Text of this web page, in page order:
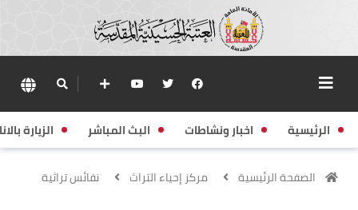
الرئيسية اخبار ونشاطات البث المباشر الزيارة
الصفحة الرئيسية مركز إحياء التراث نفائس تراثية